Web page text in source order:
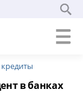
в банках